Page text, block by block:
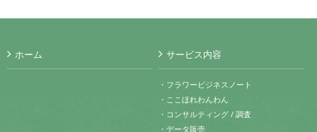
ホーム サービス内容
・フラワービジネスノート
・ここほれわんわん
・コンサルティング / 調査
・データ販売